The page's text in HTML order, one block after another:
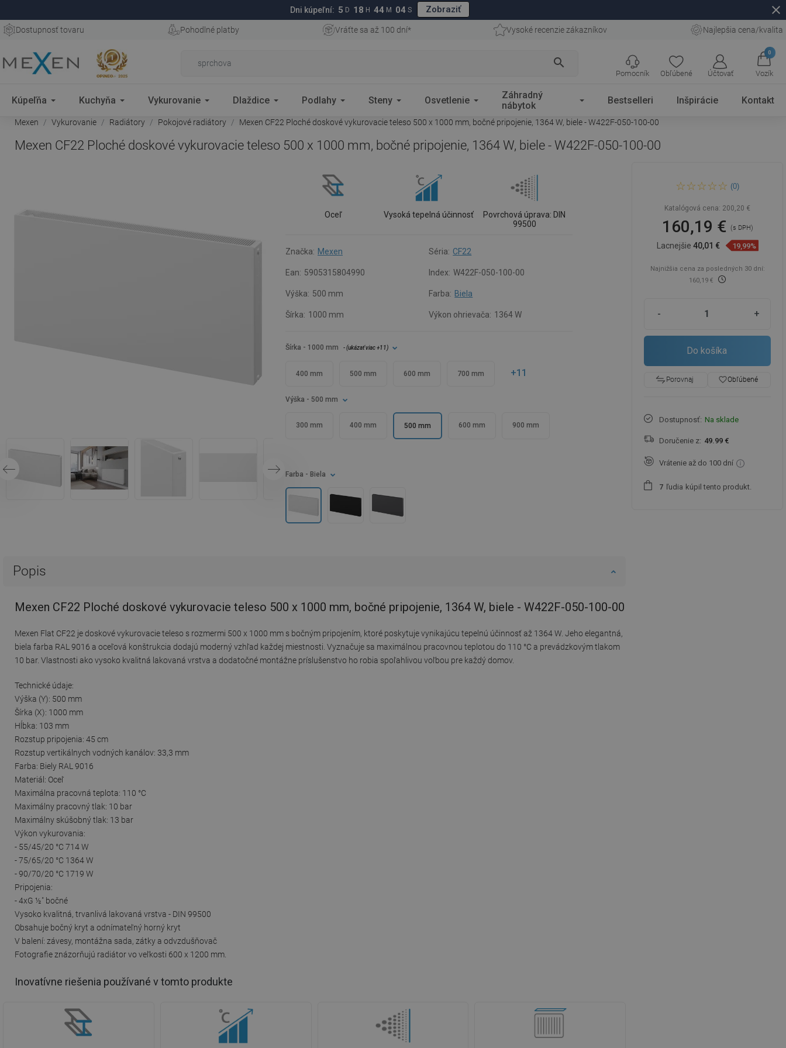
Dni kúpeľní: 5 D 18 H 44 M 03 S Zobraziť close
Dostupnosť tovaru Pohodlné platby Vráťte sa až 100 dní* Vysoké recenzie zákazníkov Najlepšia cena/kvalita
search
Obľúbené Účtovať
0
Vozík
Pomocník
Kúpeľňa Kuchyňa Vykurovanie Dlaždice Podlahy Steny Osvetlenie
Záhradný
nábytok
Bestselleri Inšpirácie Kontakt
Mexen Vykurovanie Radiátory Pokojové radiátory Mexen CF22 Ploché doskové vykurovacie teleso 500 x 1000 mm, bočné pripojenie, 1364 W, biele - W422F-050-100-00
Mexen CF22 Ploché doskové vykurovacie teleso 500 x 1000 mm, bočné pripojenie, 1364 W, biele - W422F-050-100-00
Oceľ Vysoká tepelná účinnosť
Povrchová úprava: DIN
99500
Značka: Mexen Séria: CF22
Ean: 5905315804990 Index: W422F-050-100-00
Výška: 500 mm Farba: Biela
Šírka: 1000 mm Výkon ohrievača: 1364 W
Šírka - 1000 mm - (ukázať viac+11)
400 mm 500 mm 600 mm 700 mm +11
Výška - 500 mm
300 mm 400 mm 500 mm 600 mm 900 mm
Farba - Biela
Popis
Mexen CF22 Ploché doskové vykurovacie teleso 500 x 1000 mm, bočné pripojenie, 1364 W, biele - W422F-050-100-00
Mexen Flat CF22 je doskové vykurovacie teleso s rozmermi 500 x 1000 mm s bočným pripojením, ktoré poskytuje vynikajúcu tepelnú účinnosť až 1364 W. Jeho elegantná,
biela farba RAL 9016 a oceľová konštrukcia dodajú moderný vzhľad každej miestnosti. Vyznačuje sa maximálnou pracovnou teplotou do 110 °C a prevádzkovým tlakom
10 bar. Vlastnosti ako vysoko kvalitná lakovaná vrstva a dodatočné montážne príslušenstvo ho robia spoľahlivou voľbou pre každý domov.
Technické údaje:
Výška (Y): 500 mm
Šírka (X): 1000 mm
Hĺbka: 103 mm
Rozstup pripojenia: 45 cm
Rozstup vertikálnych vodných kanálov: 33,3 mm
Farba: Biely RAL 9016
Materiál: Oceľ
Maximálna pracovná teplota: 110 °C
Maximálny pracovný tlak: 10 bar
Maximálny skúšobný tlak: 13 bar
Výkon vykurovania:
- 55/45/20 °C 714 W
- 75/65/20 °C 1364 W
- 90/70/20 °C 1719 W
Pripojenia:
- 4xG ½″ bočné
Vysoko kvalitná, trvanlivá lakovaná vrstva - DIN 99500
Obsahuje bočný kryt a odnímateľný horný kryt
V balení: závesy, montážna sada, zátky a odvzdušňovač
Fotografie znázorňujú radiátor vo veľkosti 600 x 1200 mm.
Inovatívne riešenia používané v tomto produkte
vykurovacie teleso 500 x 1000
W, biele - W422F-050-100-00
(0)
Katalógová cena: 200,20 €
160,19 € (s DPH)
Lacnejšie40,01 € 19,99%
Najnižšia cena za posledných 30 dní:
160,19 €
- +
Do košíka
Porovnaj favorite_borderObľúbené
Dostupnosť: Na sklade
Doručenie z: 49.99 €
Vrátenie až do 100 dní
7 ľudia kúpil tento produkt.